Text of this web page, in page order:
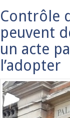
Contrôle
peuvent
un acte
l’adopter